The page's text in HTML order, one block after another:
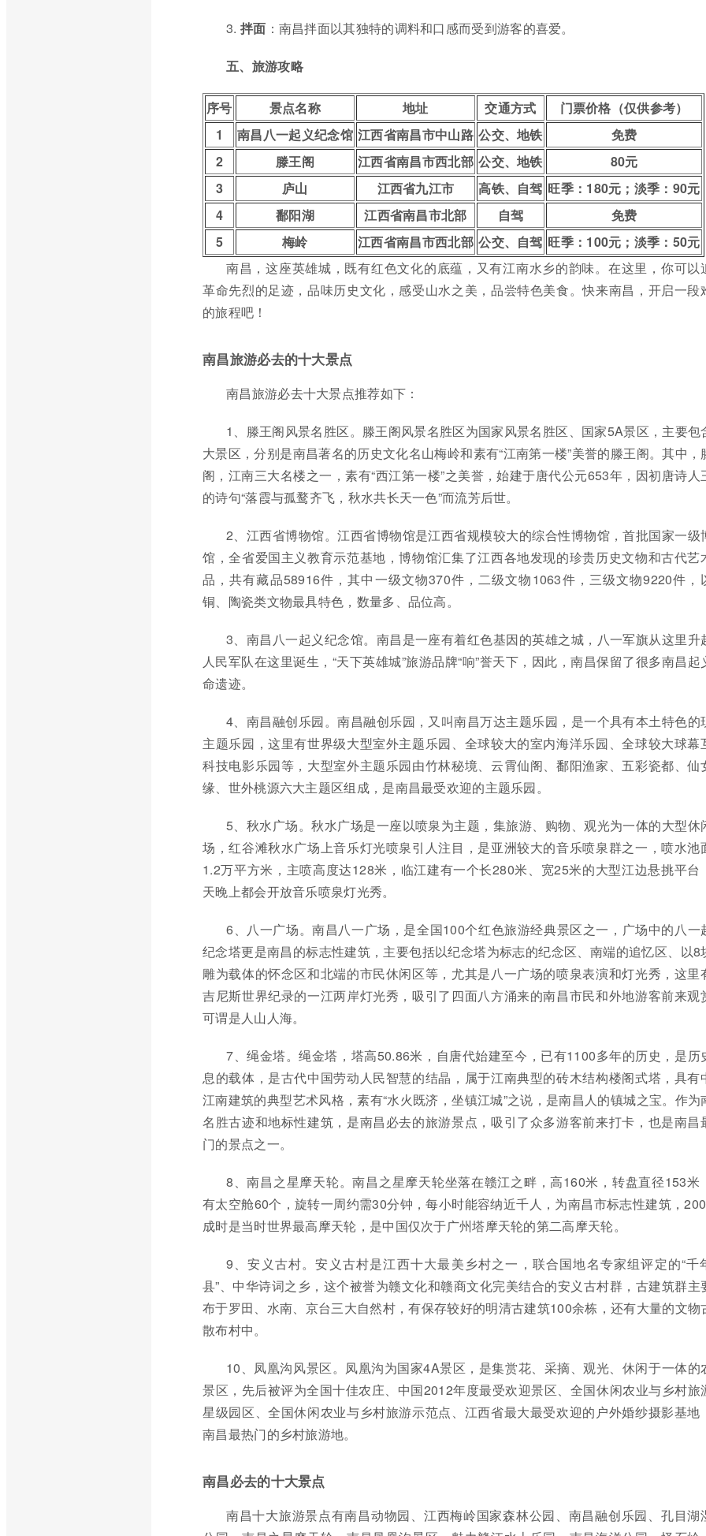
3. 拌面 ：南昌拌面以其独特的调料和口感而受到游客的喜爱。
五、旅游攻略
序号 景点名称 地址 交通方式
门票价格（仅供参考）
1
南昌八一起义纪念馆 江西省南昌市中山路 公交、地铁
免费
2
滕王阁 江西省南昌市西北部 公交、地铁
80元
3
庐山 江西省九江市 高铁、自驾 旺季：180元；淡季：90元
4
鄱阳湖 江西省南昌市北部 自驾
免费
5
梅岭 江西省南昌市西北部 公交、自驾 旺季：100元；淡季：50元
南昌，这座英雄城，既有红色文化的底蕴，又有江南水乡的韵味。在这里，你可以
革命先烈的足迹，品味历史文化，感受山水之美，品尝特色美食。快来南昌，开启一段
的旅程吧！
南昌旅游必去的十大景点
南昌旅游必去十大景点推荐如下：
1、滕王阁风景名胜区。滕王阁风景名胜区为国家风景名胜区、国家5A景区，主要包
大景区，分别是南昌著名的历史文化名山梅岭和素有“江南第一楼”美誉的滕王阁。其中，
阁，江南三大名楼之一，素有“西江第一楼”之美誉，始建于唐代公元653年，因初唐诗人
的诗句“落霞与孤鹜齐飞，秋水共长天一色”而流芳后世。
2、江西省博物馆。江西省博物馆是江西省规模较大的综合性博物馆，首批国家一级
馆，全省爱国主义教育示范基地，博物馆汇集了江西各地发现的珍贵历史文物和古代艺
品，共有藏品58916件，其中一级文物370件，二级文物1063件，三级文物9220件，
铜、陶瓷类文物最具特色，数量多、品位高。
3、南昌八一起义纪念馆。南昌是一座有着红色基因的英雄之城，八一军旗从这里升
人民军队在这里诞生，“天下英雄城”旅游品牌“响”誉天下，因此，南昌保留了很多南昌起
命遗迹。
4、南昌融创乐园。南昌融创乐园，又叫南昌万达主题乐园，是一个具有本土特色的
主题乐园，这里有世界级大型室外主题乐园、全球较大的室内海洋乐园、全球较大球幕
科技电影乐园等，大型室外主题乐园由竹林秘境、云霄仙阁、鄱阳渔家、五彩瓷都、仙
缘、世外桃源六大主题区组成，是南昌最受欢迎的主题乐园。
5、秋水广场。秋水广场是一座以喷泉为主题，集旅游、购物、观光为一体的大型休
场，红谷滩秋水广场上音乐灯光喷泉引人注目，是亚洲较大的音乐喷泉群之一，喷水池
1.2万平方米，主喷高度达128米，临江建有一个长280米、宽25米的大型江边悬挑平台
天晚上都会开放音乐喷泉灯光秀。
6、八一广场。南昌八一广场，是全国100个红色旅游经典景区之一，广场中的八一
纪念塔更是南昌的标志性建筑，主要包括以纪念塔为标志的纪念区、南端的追忆区、以8
雕为载体的怀念区和北端的市民休闲区等，尤其是八一广场的喷泉表演和灯光秀，这里
吉尼斯世界纪录的一江两岸灯光秀，吸引了四面八方涌来的南昌市民和外地游客前来观
可谓是人山人海。
7、绳金塔。绳金塔，塔高50.86米，自唐代始建至今，已有1100多年的历史，是历
息的载体，是古代中国劳动人民智慧的结晶，属于江南典型的砖木结构楼阁式塔，具有
江南建筑的典型艺术风格，素有“水火既济，坐镇江城”之说，是南昌人的镇城之宝。作为
名胜古迹和地标性建筑，是南昌必去的旅游景点，吸引了众多游客前来打卡，也是南昌
门的景点之一。
8、南昌之星摩天轮。南昌之星摩天轮坐落在赣江之畔，高160米，转盘直径153米
有太空舱60个，旋转一周约需30分钟，每小时能容纳近千人，为南昌市标志性建筑，
成时是当时世界最高摩天轮，是中国仅次于广州塔摩天轮的第二高摩天轮。
9、安义古村。安义古村是江西十大最美乡村之一，联合国地名专家组评定的“千
县”、中华诗词之乡，这个被誉为赣文化和赣商文化完美结合的安义古村群，古建筑群主
布于罗田、水南、京台三大自然村，有保存较好的明清古建筑100余栋，还有大量的文物
散布村中。
10、凤凰沟风景区。凤凰沟为国家4A景区，是集赏花、采摘、观光、休闲于一体的
景区，先后被评为全国十佳农庄、中国2012年度最受欢迎景区、全国休闲农业与乡村旅
星级园区、全国休闲农业与乡村旅游示范点、江西省最大最受欢迎的户外婚纱摄影基地
南昌最热门的乡村旅游地。
南昌必去的十大景点
南昌十大旅游景点有南昌动物园、江西梅岭国家森林公园、南昌融创乐园、孔目湖